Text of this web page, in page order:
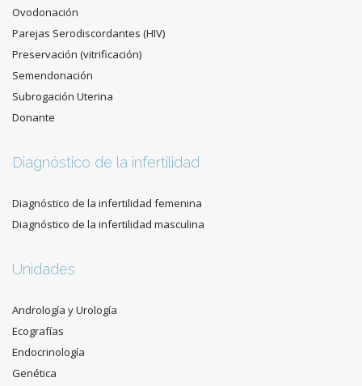
Ovodonación
Parejas Serodiscordantes (HIV)
Preservación (vitrificación)
Semendonación
Subrogación Uterina
Donante
Diagnóstico de la infertilidad
Diagnóstico de la infertilidad femenina
Diagnóstico de la infertilidad masculina
Unidades
Andrología y Urología
Ecografías
Endocrinología
Genética